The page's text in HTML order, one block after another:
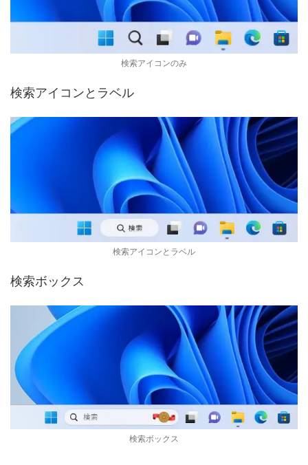
検索アイコンのみ
検索アイコンとラベル
検索アイコンとラベル
検索ボックス
検索ボックス